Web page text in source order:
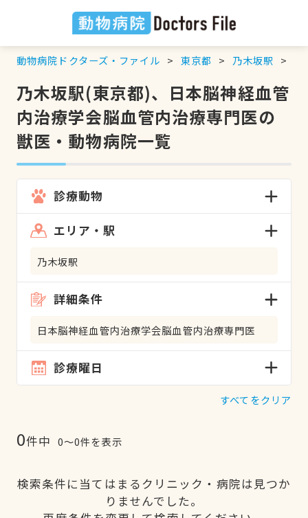
動物病院ドクターズ・ファイル 東京都 乃木坂駅
乃木坂駅(東京都)、日本脳神経血管
内治療学会脳血管内治療専門医の
獣医・動物病院一覧
診療動物
エリア・駅
乃木坂駅
詳細条件
日本脳神経血管内治療学会脳血管内治療専門医
診療曜日
すべてをクリア
0件中 0〜0件を表示
検索条件に当てはまるクリニック・病院は見つか
りませんでした。